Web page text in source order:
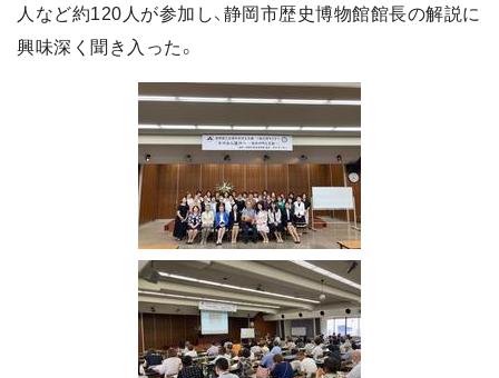
人など約120人が参加し、静岡市歴史博物館館長の解説に
興味深く聞き入った。